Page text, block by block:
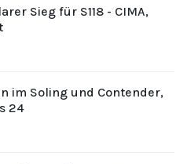
Sieg für S118 - CIMA,
im Soling und Contender,
24